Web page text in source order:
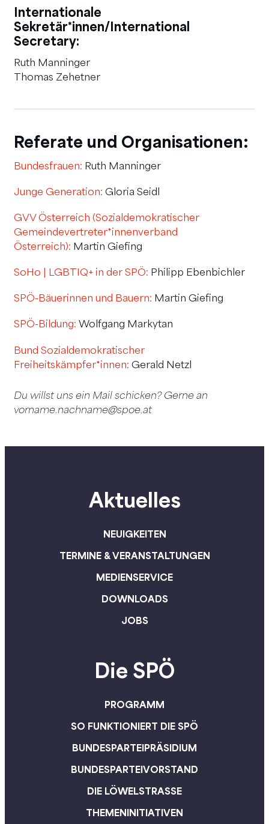
Internationale
Sekretär*innen/International
Secretary:
Ruth Manninger
Thomas Zehetner
Referate und Organisationen:
Bundesfrauen: Ruth Manninger
Junge Generation: Gloria Seidl
GVV Österreich (Sozialdemokratischer
Gemeindevertreter*innenverband
Österreich): Martin Giefing
SoHo | LGBTIQ+ in der SPÖ: Philipp Ebenbichler
SPÖ-Bäuerinnen und Bauern: Martin Giefing
SPÖ-Bildung: Wolfgang Markytan
Bund Sozialdemokratischer
Freiheitskämpfer*innen: Gerald Netzl
Du willst uns ein Mail schicken? Gerne an
vorname.nachname@spoe.at
Aktuelles
NEUIGKEITEN
TERMINE & VERANSTALTUNGEN
MEDIENSERVICE
DOWNLOADS
JOBS
Die SPÖ
PROGRAMM
SO FUNKTIONIERT DIE SPÖ
BUNDESPARTEIPRÄSIDIUM
BUNDESPARTEIVORSTAND
DIE LÖWELSTRASSE
THEMENINITIATIVEN